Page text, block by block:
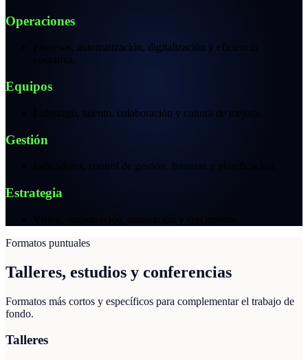
Operaciones
Procesos, automatización, digitalización y eficiencia
operativa.
Equipos
Liderazgo, talento, colaboración y cultura de mejora.
Gestión
Indicadores, control de gestión, finanzas y planificación.
Estrategia
Visión, organización, innovación y crecimiento.
Formatos puntuales
Talleres, estudios y conferencias
Formatos más cortos y específicos para complementar el trabajo de
fondo.
Talleres